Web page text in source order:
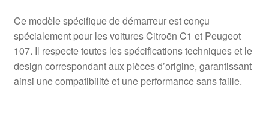
Ce modèle spécifique de démarreur est conçu
spécialement pour les voitures Citroën C1 et Peugeot
107. Il respecte toutes les spécifications techniques et le
design correspondant aux pièces d’origine, garantissant
ainsi une compatibilité et une performance sans faille.